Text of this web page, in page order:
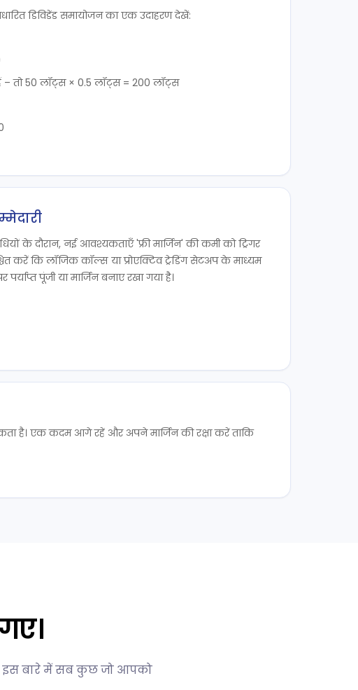
डिविडेंड समायोजन का एक उदाहरण देखें:
– तो 50 लॉट्स × 0.5 लॉट्स = 200 लॉट्स
के दौरान, नई आवश्यकताएँ 'फ्री मार्जिन' की कमी को ट्रिगर
करें कि लॉजिक कॉल्स या प्रोएक्टिव ट्रेडिंग सेटअप के माध्यम
पूंजी या मार्जिन बनाए रखा गया है।
है। एक कदम आगे रहें और अपने मार्जिन की रक्षा करें ताकि
इस बारे में सब कुछ जो आपको